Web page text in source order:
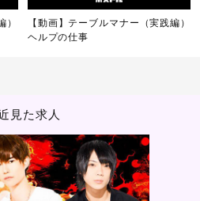
）
【動画】テーブルマナー（実践編）
ヘルプの仕事
見た求人